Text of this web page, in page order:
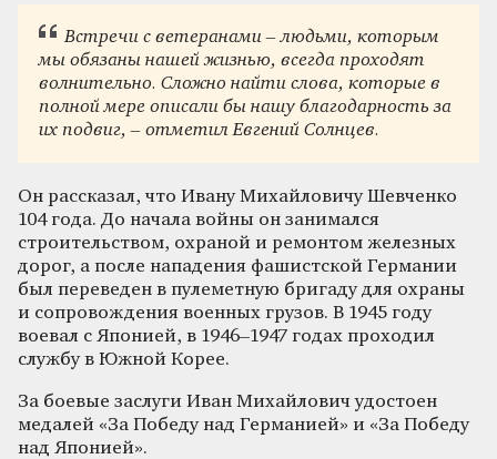
Встречи с ветеранами – людьми, которым
мы обязаны нашей жизнью, всегда проходят
волнительно. Сложно найти слова, которые в
полной мере описали бы нашу благодарность за
их подвиг, – отметил Евгений Солнцев.
Он рассказал, что Ивану Михайловичу Шевченко
104 года. До начала войны он занимался
строительством, охраной и ремонтом железных
дорог, а после нападения фашистской Германии
был переведен в пулеметную бригаду для охраны
и сопровождения военных грузов. В 1945 году
воевал с Японией, в 1946–1947 годах проходил
службу в Южной Корее.
За боевые заслуги Иван Михайлович удостоен
медалей «За Победу над Германией» и «За Победу
над Японией».